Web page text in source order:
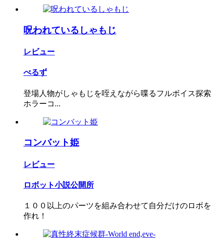
呪われているしゃもじ
レビュー
べるず
登場人物がしゃもじを咥えながら喋るフルボイス探索
ホラーコ...
コンバット姫
レビュー
ロボット小説公開所
１００以上のパーツを組み合わせて自分だけのロボを
作れ！